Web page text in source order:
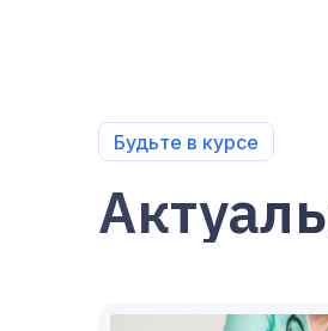
Будьте в курсе